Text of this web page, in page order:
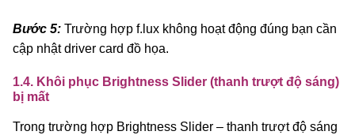
Bước 5: Trường hợp f.lux không hoạt động đúng bạn cần
cập nhật driver card đồ họa.
1.4. Khôi phục Brightness Slider (thanh trượt độ sáng)
bị mất
Trong trường hợp Brightness Slider – thanh trượt độ sáng